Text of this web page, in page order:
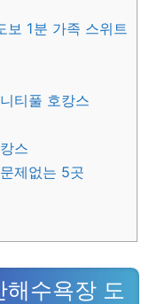
보 1분 가족 스위트
티풀 호캉스
스
제없는 5곳
수욕장 도